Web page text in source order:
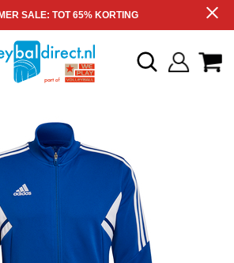
SALE: TOT 65% KORTING